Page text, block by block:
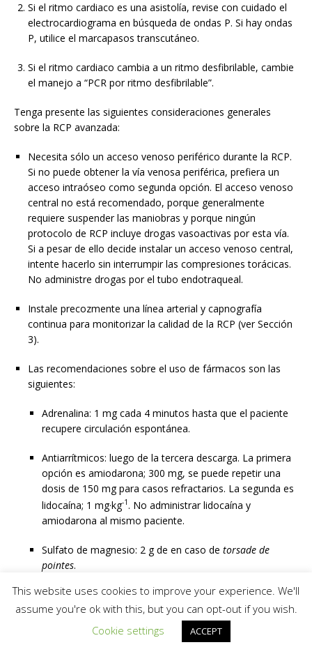
Si el ritmo cardiaco es una asistolía, revise con cuidado el
electrocardiograma en búsqueda de ondas P. Si hay ondas
P, utilice el marcapasos transcutáneo.
Si el ritmo cardiaco cambia a un ritmo desfibrilable, cambie
el manejo a “PCR por ritmo desfibrilable”.
Tenga presente las siguientes consideraciones generales
sobre la RCP avanzada:
Necesita sólo un acceso venoso periférico durante la RCP.
Si no puede obtener la vía venosa periférica, prefiera un
acceso intraóseo como segunda opción. El acceso venoso
central no está recomendado, porque generalmente
requiere suspender las maniobras y porque ningún
protocolo de RCP incluye drogas vasoactivas por esta vía.
Si a pesar de ello decide instalar un acceso venoso central,
intente hacerlo sin interrumpir las compresiones torácicas.
No administre drogas por el tubo endotraqueal.
Instale precozmente una línea arterial y capnografía
continua para monitorizar la calidad de la RCP (ver Sección
3).
Las recomendaciones sobre el uso de fármacos son las
siguientes:
Adrenalina: 1 mg cada 4 minutos hasta que el paciente
recupere circulación espontánea.
Antiarrítmicos: luego de la tercera descarga. La primera
opción es amiodarona; 300 mg, se puede repetir una
dosis de 150 mg para casos refractarios. La segunda es
lidocaína; 1 mg·kg-1. No administrar lidocaína y
amiodarona al mismo paciente.
Sulfato de magnesio: 2 g de en caso de torsade de
pointes.
Bicarbonato de sodio: 50 mmol sólo en caso de
hiperkalemia o sobredosis de antidepresivos tricíclicos.
No se recomienda el uso de atropina para el
This website uses cookies to improve your experience. We'll
assume you're ok with this, but you can opt-out if you wish.
Cookie settings
ACCEPT